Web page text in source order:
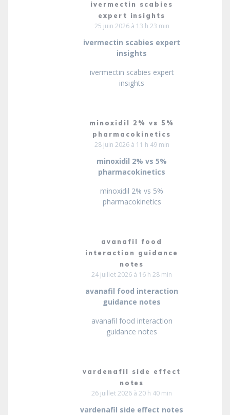
ivermectin scabies
expert insights
25 juin 2026 à 13 h 23 min
ivermectin scabies expert
insights
ivermectin scabies expert
insights
minoxidil 2% vs 5%
pharmacokinetics
28 juin 2026 à 11 h 49 min
minoxidil 2% vs 5%
pharmacokinetics
minoxidil 2% vs 5%
pharmacokinetics
avanafil food
interaction guidance
notes
24 juillet 2026 à 16 h 28 min
avanafil food interaction
guidance notes
avanafil food interaction
guidance notes
vardenafil side effect
notes
26 juillet 2026 à 20 h 40 min
vardenafil side effect notes